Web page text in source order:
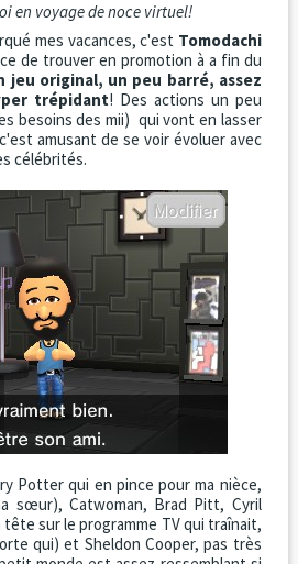
en voyage de noce virtuel!
mes vacances, c'est Tomodachi
de trouver en promotion à a fin du
jeu original, un peu barré, assez
trépidant! Des actions un peu
besoins des mii) qui vont en lasser
amusant de se voir évoluer avec
célébrités.
Potter qui en pince pour ma nièce,
sœur), Catwoman, Brad Pitt, Cyril
tête sur le programme TV qui traînait,
qui) et Sheldon Cooper, pas très